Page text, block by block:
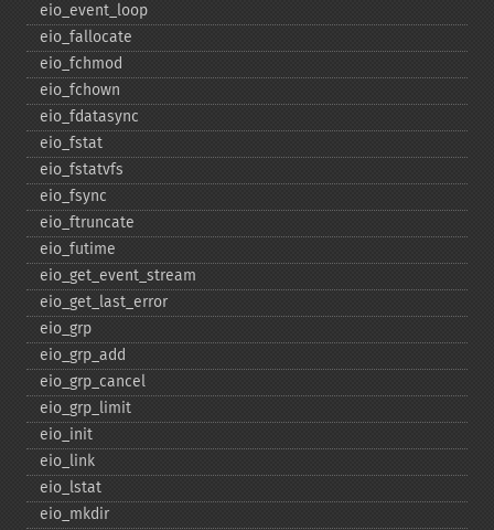
eio_​event_​loop
eio_​fallocate
eio_​fchmod
eio_​fchown
eio_​fdatasync
eio_​fstat
eio_​fstatvfs
eio_​fsync
eio_​ftruncate
eio_​futime
eio_​get_​event_​stream
eio_​get_​last_​error
eio_​grp
eio_​grp_​add
eio_​grp_​cancel
eio_​grp_​limit
eio_​init
eio_​link
eio_​lstat
eio_​mkdir